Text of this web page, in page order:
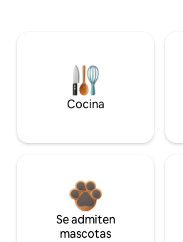
Cocina
Se admiten
mascotas